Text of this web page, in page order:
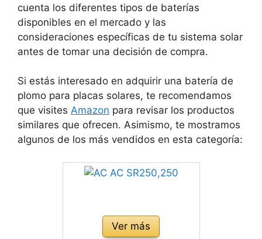
cuenta los diferentes tipos de baterías
disponibles en el mercado y las
consideraciones específicas de tu sistema solar
antes de tomar una decisión de compra.
Si estás interesado en adquirir una batería de
plomo para placas solares, te recomendamos
que visites Amazon para revisar los productos
similares que ofrecen. Asimismo, te mostramos
algunos de los más vendidos en esta categoría:
Ver más